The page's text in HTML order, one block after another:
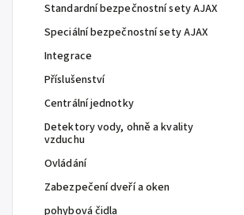
Standardní bezpečnostní sety AJAX
Speciální bezpečnostní sety AJAX
Integrace
Příslušenství
Centrální jednotky
Detektory vody, ohně a kvality
vzduchu
Ovládání
Zabezpečení dveří a oken
pohybová čidla